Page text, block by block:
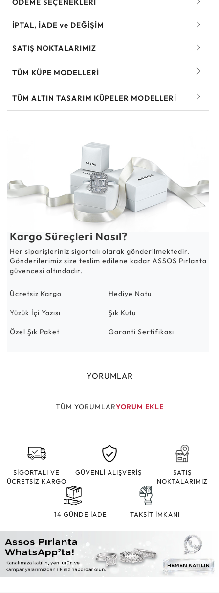
ÖDEME SEÇENEKLERİ
İPTAL, İADE ve DEĞİŞİM
SATIŞ NOKTALARIMIZ
TÜM KÜPE MODELLERI
TÜM ALTIN TASARIM KÜPELER MODELLERI
Kargo Süreçleri Nasıl?
Her siparişleriniz sigortalı olarak gönderilmektedir.
Gönderilerimiz size teslim edilene kadar ASSOS Pırlanta
güvencesi altındadır.
Ücretsiz Kargo Hediye Notu
Yüzük İçi Yazısı Şık Kutu
Özel Şık Paket Garanti Sertifikası
YORUMLAR
TÜM YORUMLARYORUM EKLE
SİGORTALI VE
ÜCRETSİZ KARGO
GÜVENLİ ALIŞVERİŞ
SATIŞ
NOKTALARIMIZ
14 GÜNDE İADE TAKSİT İMKANI